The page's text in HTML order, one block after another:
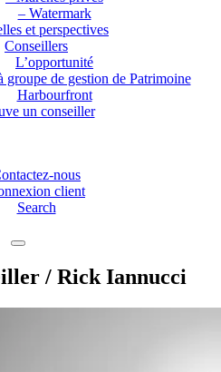
– Watermark
et perspectives
Conseillers
L’opportunité
groupe de gestion de Patrimoine
Harbourfront
un conseiller
nous
client
Search
/ Rick Iannucci